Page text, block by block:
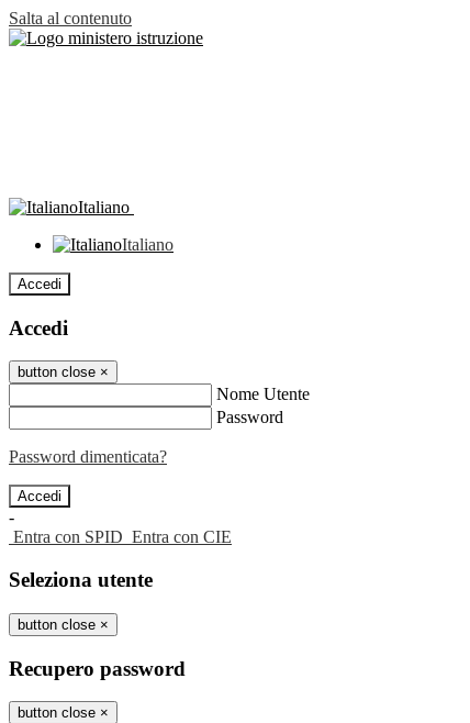
Salta al contenuto
Italiano
Italiano
Accedi
Accedi
button close ×
Nome Utente
Password
Password dimenticata?
-
Entra con SPID Entra con CIE
Seleziona utente
button close ×
Recupero password
button close ×